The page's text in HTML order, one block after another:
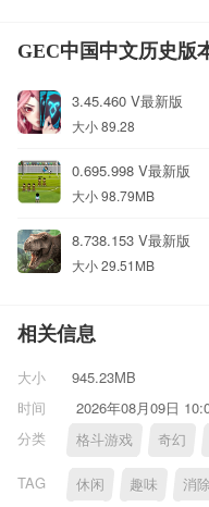
GEC中国中文历史版
3.45.460 V最新版
大小 89.28
0.695.998 V最新版
大小 98.79MB
8.738.153 V最新版
大小 29.51MB
相关信息
大小
945.23MB
时间
2026年08月09日
分类
格斗游戏 奇幻
TAG 休闲 趣味 消除